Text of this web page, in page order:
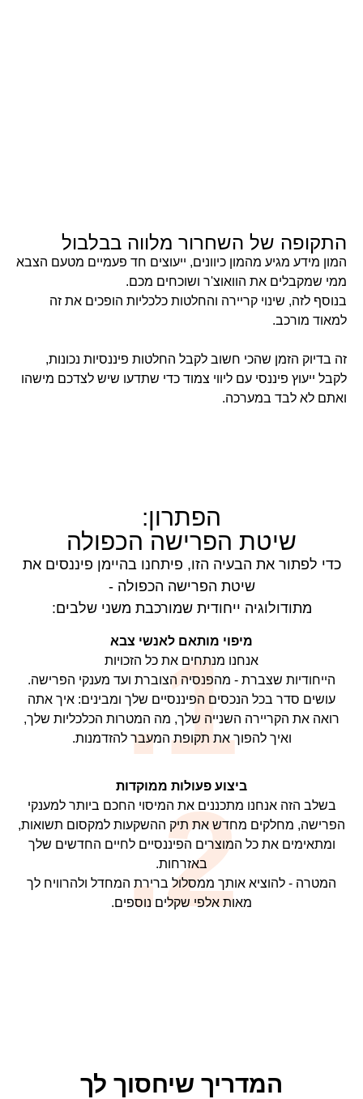
התקופה של השחרור מלווה בבלבול
המון מידע מגיע מהמון כיוונים, ייעוצים חד פעמיים מטעם הצבא
ממי שמקבלים את הוואוצ'ר ושוכחים מכם.
בנוסף לזה, שינוי קריירה והחלטות כלכליות הופכים את זה
למאוד מורכב.
זה בדיוק הזמן שהכי חשוב לקבל החלטות פיננסיות נכונות,
לקבל ייעוץ פיננסי עם ליווי צמוד כדי שתדעו שיש לצדכם מישהו
ואתם לא לבד במערכה.
הפתרון:
שיטת הפרישה הכפולה
כדי לפתור את הבעיה הזו, פיתחנו בהיימן פיננסים את
שיטת הפרישה הכפולה -
מתודולוגיה ייחודית שמורכבת משני שלבים:
1.
2.
מיפוי מותאם לאנשי צבא
אנחנו מנתחים את כל הזכויות
הייחודיות שצברת - מהפנסיה הצוברת ועד מענקי הפרישה.
עושים סדר בכל הנכסים הפיננסיים שלך ומבינים: איך אתה
רואה את הקריירה השנייה שלך, מה המטרות הכלכליות שלך,
ואיך להפוך את תקופת המעבר להזדמנות.
ביצוע פעולות ממוקדות
בשלב הזה אנחנו מתכננים את המיסוי החכם ביותר למענקי
הפרישה, מחלקים מחדש את תיק ההשקעות למקסום תשואות,
ומתאימים את כל המוצרים הפיננסיים לחיים החדשים שלך
באזרחות.
המטרה - להוציא אותך ממסלול ברירת המחדל ולהרוויח לך
מאות אלפי שקלים נוספים.
המדריך שיחסוך לך